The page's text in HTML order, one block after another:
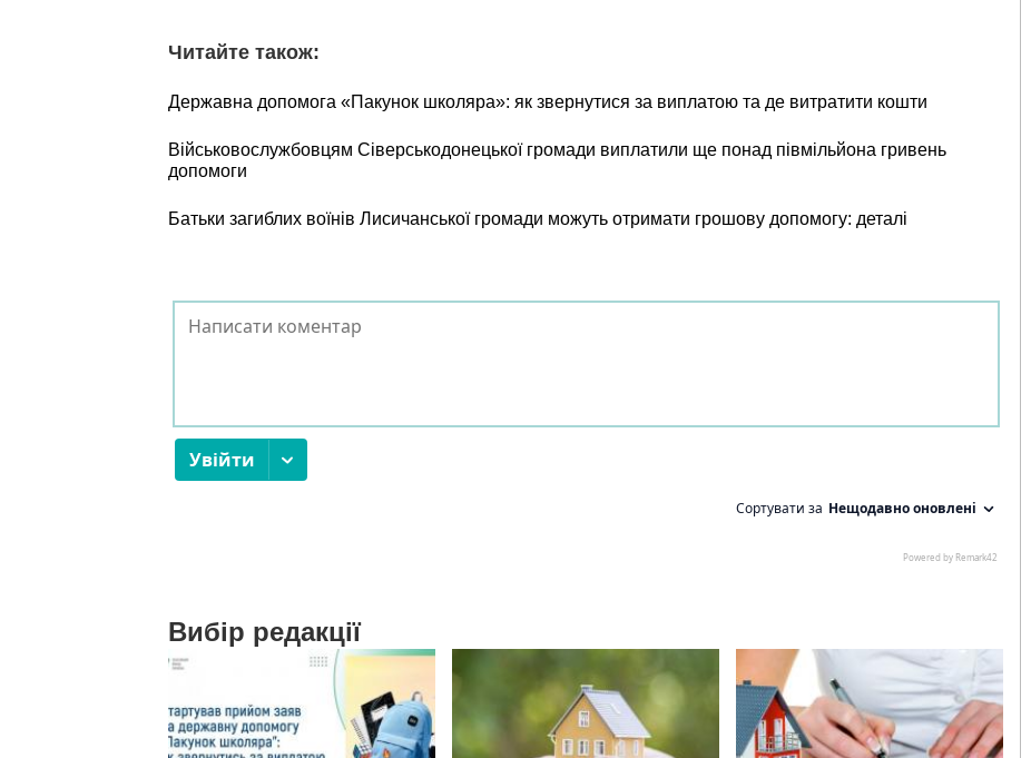
Читайте також:
Державна допомога «Пакунок школяра»: як звернутися за виплатою та де витратити кошти
Військовослужбовцям Сіверськодонецької громади виплатили ще понад півмільйона гривень
допомоги
Батьки загиблих воїнів Лисичанської громади можуть отримати грошову допомогу: деталі
Вибір редакції